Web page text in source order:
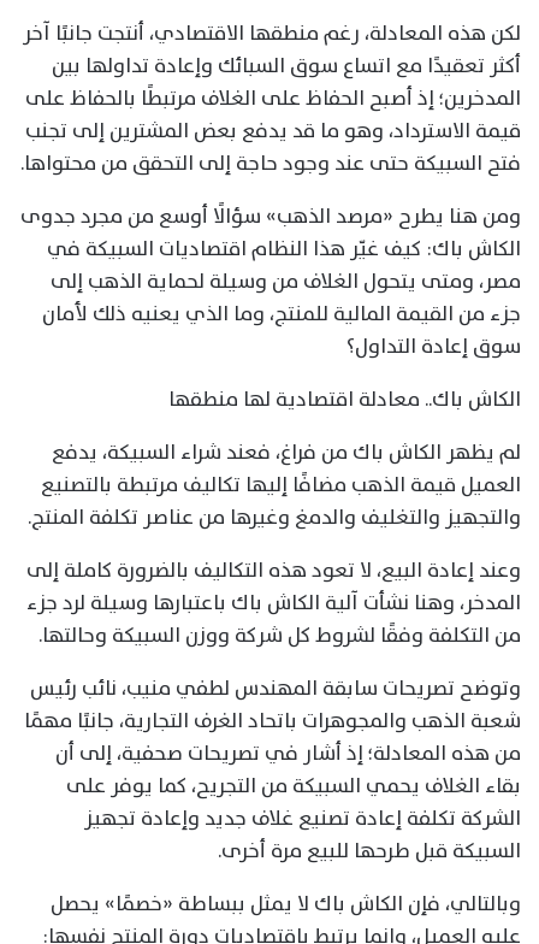
لكن هذه المعادلة، رغم منطقها الاقتصادي، أنتجت جانبًا آخر
أكثر تعقيدًا مع اتساع سوق السبائك وإعادة تداولها بين
المدخرين؛ إذ أصبح الحفاظ على الغلاف مرتبطًا بالحفاظ على
قيمة الاسترداد، وهو ما قد يدفع بعض المشترين إلى تجنب
فتح السبيكة حتى عند وجود حاجة إلى التحقق من محتواها.
ومن هنا يطرح «مرصد الذهب» سؤالًا أوسع من مجرد جدوى
الكاش باك: كيف غيّر هذا النظام اقتصاديات السبيكة في
مصر، ومتى يتحول الغلاف من وسيلة لحماية الذهب إلى
جزء من القيمة المالية للمنتج، وما الذي يعنيه ذلك لأمان
سوق إعادة التداول؟
الكاش باك.. معادلة اقتصادية لها منطقها
لم يظهر الكاش باك من فراغ، فعند شراء السبيكة، يدفع
العميل قيمة الذهب مضافًا إليها تكاليف مرتبطة بالتصنيع
والتجهيز والتغليف والدمغ وغيرها من عناصر تكلفة المنتج.
وعند إعادة البيع، لا تعود هذه التكاليف بالضرورة كاملة إلى
المدخر، وهنا نشأت آلية الكاش باك باعتبارها وسيلة لرد جزء
من التكلفة وفقًا لشروط كل شركة ووزن السبيكة وحالتها.
وتوضح تصريحات سابقة المهندس لطفي منيب، نائب رئيس
شعبة الذهب والمجوهرات باتحاد الغرف التجارية، جانبًا مهمًا
من هذه المعادلة؛ إذ أشار في تصريحات صحفية، إلى أن
بقاء الغلاف يحمي السبيكة من التجريح، كما يوفر على
الشركة تكلفة إعادة تصنيع غلاف جديد وإعادة تجهيز
السبيكة قبل طرحها للبيع مرة أخرى.
وبالتالي، فإن الكاش باك لا يمثل ببساطة «خصمًا» يحصل
عليه العميل، وإنما يرتبط باقتصاديات دورة المنتج نفسها: